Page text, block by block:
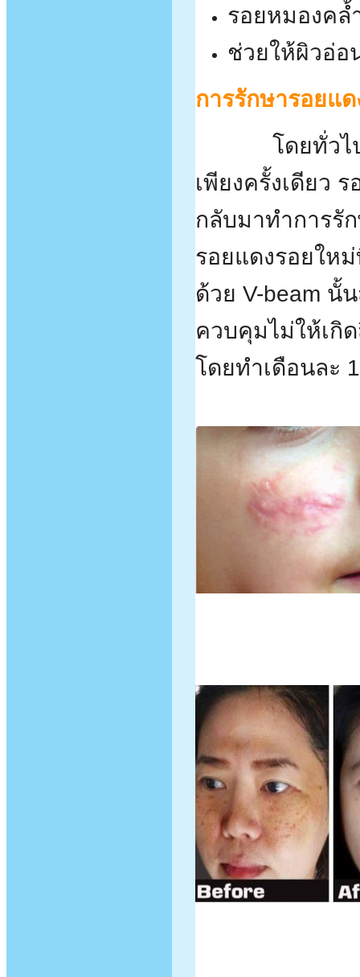
รอยหมองคล้
ช่วยให้ผิวอ่อ
การรักษารอยแ
โดยทั่วไ
เพียงครั้งเดียว
กลับมาทำการรั
รอยแดงรอยให
ด้วย V-beam นั้
ควบคุมไม่ให้เกิ
โดยทำเดือนละ